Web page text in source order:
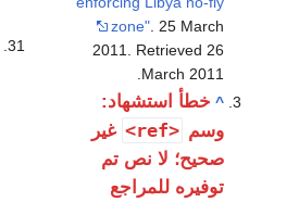
zone". 25 March
2011. Retrieved26
March 2011
.
^ خطأ استشهاد:
وسم <ref>
غير
صحيح؛ لا نص تم
توفيره للمراجع